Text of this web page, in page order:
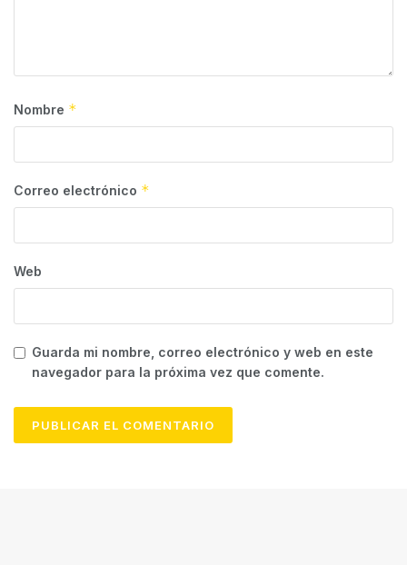
Nombre *
Correo electrónico *
Web
Guarda mi nombre, correo electrónico y web en este
navegador para la próxima vez que comente.